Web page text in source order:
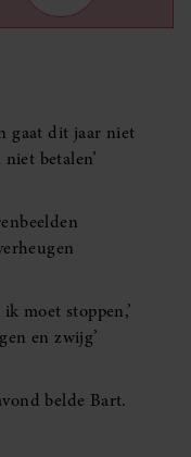
gaat dit jaar niet
betalen’
moet stoppen,’
en zwijg’
belde Bart.